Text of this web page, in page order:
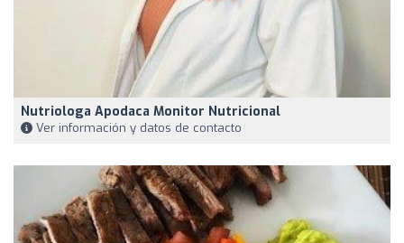
Nutriologa Apodaca Monitor Nutricional
Ver información y datos de contacto